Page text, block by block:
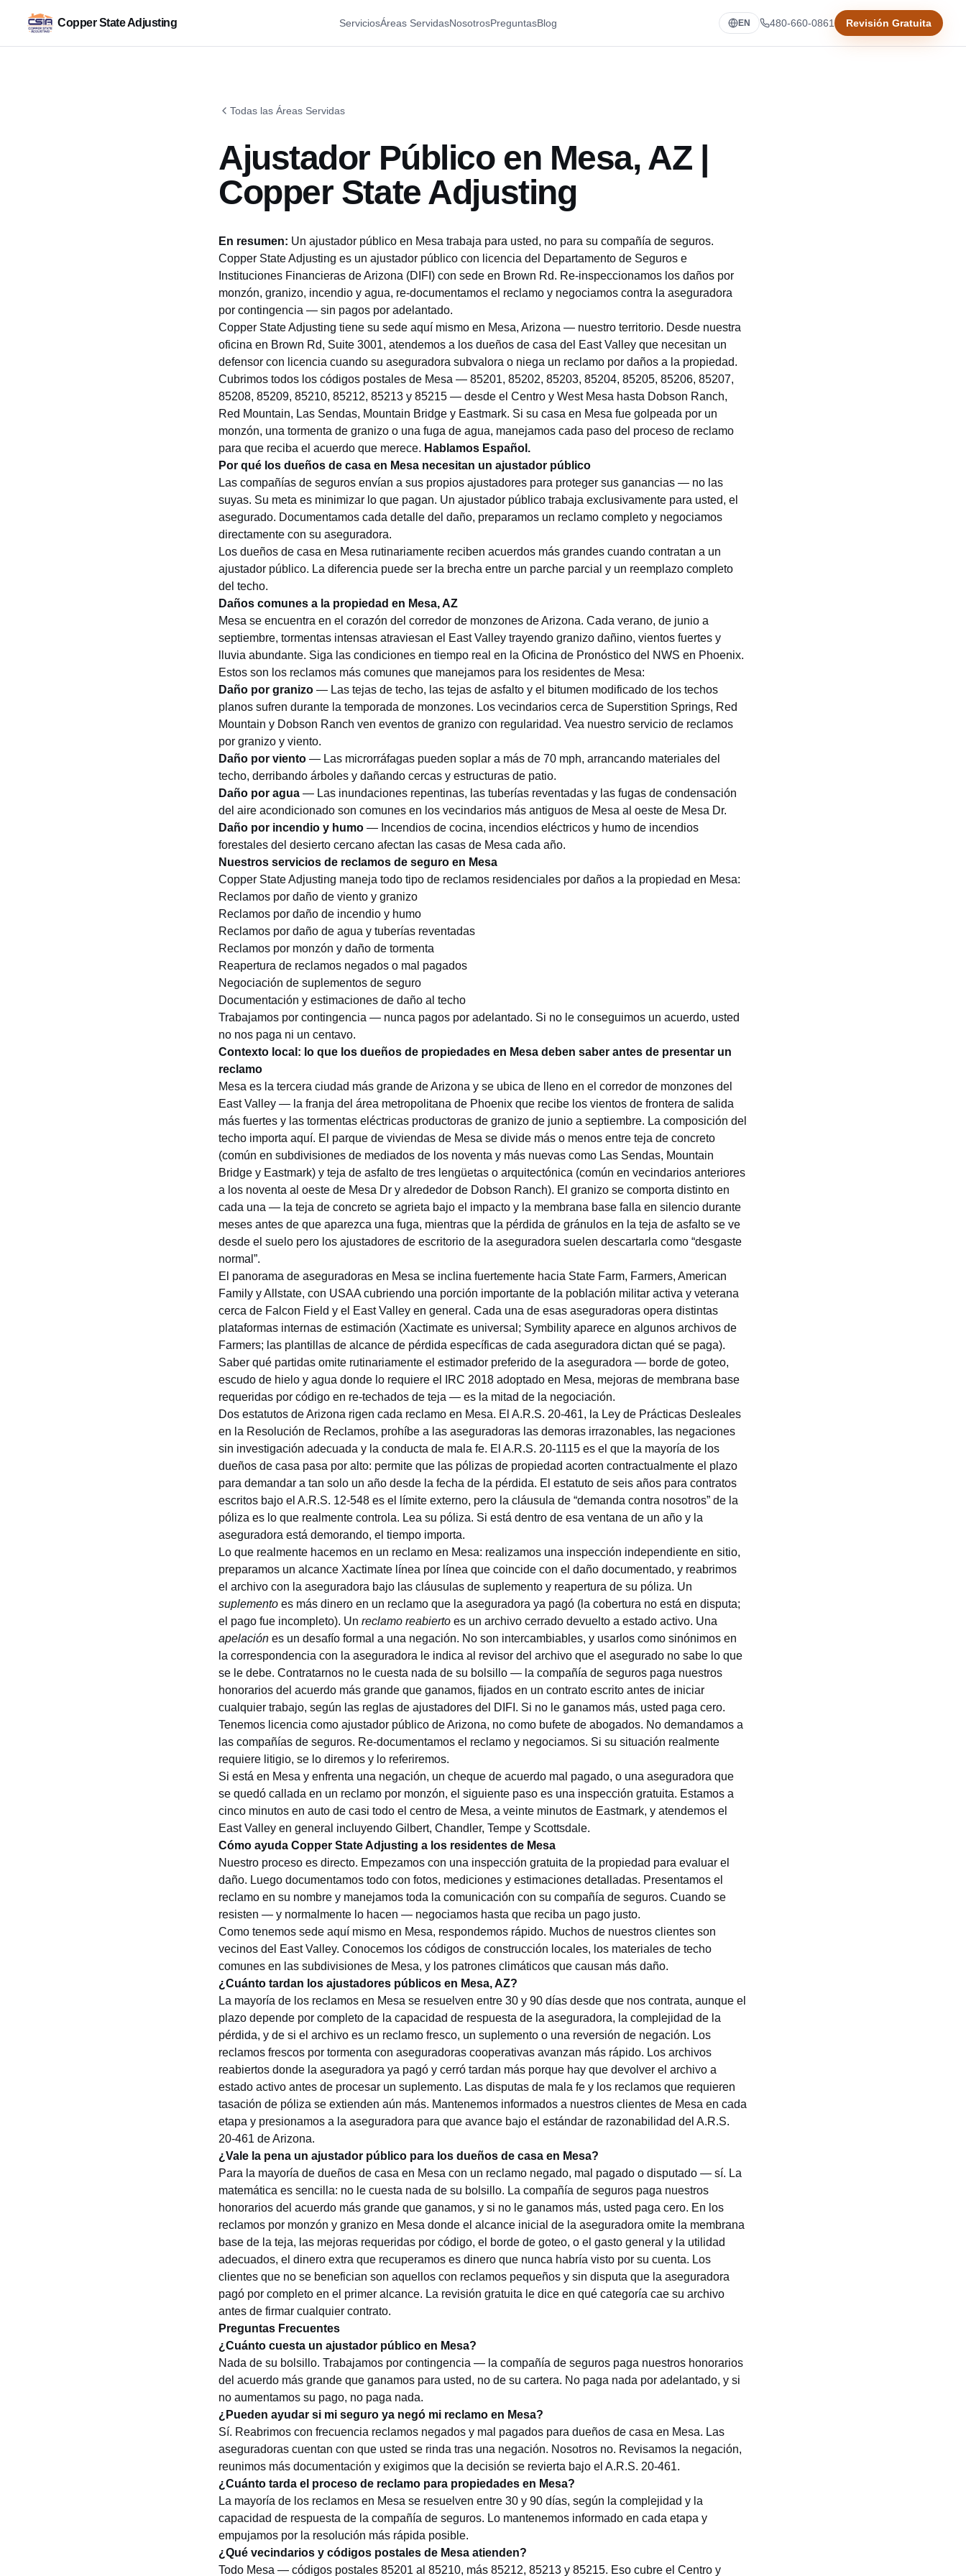
Copper State Adjusting ServiciosÁreas ServidasNosotrosPreguntasBlog EN 480-660-0861 Revisión Gratuita
Todas las Áreas Servidas
Ajustador Público en Mesa, AZ |
Copper State Adjusting
En resumen: Un ajustador público en Mesa trabaja para usted, no para su compañía de seguros.
Copper State Adjusting es un ajustador público con licencia del Departamento de Seguros e
Instituciones Financieras de Arizona (DIFI) con sede en Brown Rd. Re-inspeccionamos los daños por
monzón, granizo, incendio y agua, re-documentamos el reclamo y negociamos contra la aseguradora
por contingencia — sin pagos por adelantado.
Copper State Adjusting tiene su sede aquí mismo en Mesa, Arizona — nuestro territorio. Desde nuestra
oficina en Brown Rd, Suite 3001, atendemos a los dueños de casa del East Valley que necesitan un
defensor con licencia cuando su aseguradora subvalora o niega un reclamo por daños a la propiedad.
Cubrimos todos los códigos postales de Mesa — 85201, 85202, 85203, 85204, 85205, 85206, 85207,
85208, 85209, 85210, 85212, 85213 y 85215 — desde el Centro y West Mesa hasta Dobson Ranch,
Red Mountain, Las Sendas, Mountain Bridge y Eastmark. Si su casa en Mesa fue golpeada por un
monzón, una tormenta de granizo o una fuga de agua, manejamos cada paso del proceso de reclamo
para que reciba el acuerdo que merece. Hablamos Español.
Por qué los dueños de casa en Mesa necesitan un ajustador público
Las compañías de seguros envían a sus propios ajustadores para proteger sus ganancias — no las
suyas. Su meta es minimizar lo que pagan. Un ajustador público trabaja exclusivamente para usted, el
asegurado. Documentamos cada detalle del daño, preparamos un reclamo completo y negociamos
directamente con su aseguradora.
Los dueños de casa en Mesa rutinariamente reciben acuerdos más grandes cuando contratan a un
ajustador público. La diferencia puede ser la brecha entre un parche parcial y un reemplazo completo
del techo.
Daños comunes a la propiedad en Mesa, AZ
Mesa se encuentra en el corazón del corredor de monzones de Arizona. Cada verano, de junio a
septiembre, tormentas intensas atraviesan el East Valley trayendo granizo dañino, vientos fuertes y
lluvia abundante. Siga las condiciones en tiempo real en la Oficina de Pronóstico del NWS en Phoenix.
Estos son los reclamos más comunes que manejamos para los residentes de Mesa:
Daño por granizo — Las tejas de techo, las tejas de asfalto y el bitumen modificado de los techos
planos sufren durante la temporada de monzones. Los vecindarios cerca de Superstition Springs, Red
Mountain y Dobson Ranch ven eventos de granizo con regularidad. Vea nuestro servicio de reclamos
por granizo y viento.
Daño por viento — Las microrráfagas pueden soplar a más de 70 mph, arrancando materiales del
techo, derribando árboles y dañando cercas y estructuras de patio.
Daño por agua — Las inundaciones repentinas, las tuberías reventadas y las fugas de condensación
del aire acondicionado son comunes en los vecindarios más antiguos de Mesa al oeste de Mesa Dr.
Daño por incendio y humo — Incendios de cocina, incendios eléctricos y humo de incendios
forestales del desierto cercano afectan las casas de Mesa cada año.
Nuestros servicios de reclamos de seguro en Mesa
Copper State Adjusting maneja todo tipo de reclamos residenciales por daños a la propiedad en Mesa:
Reclamos por daño de viento y granizo
Reclamos por daño de incendio y humo
Reclamos por daño de agua y tuberías reventadas
Reclamos por monzón y daño de tormenta
Reapertura de reclamos negados o mal pagados
Negociación de suplementos de seguro
Documentación y estimaciones de daño al techo
Trabajamos por contingencia — nunca pagos por adelantado. Si no le conseguimos un acuerdo, usted
no nos paga ni un centavo.
Contexto local: lo que los dueños de propiedades en Mesa deben saber antes de presentar un
reclamo
Mesa es la tercera ciudad más grande de Arizona y se ubica de lleno en el corredor de monzones del
East Valley — la franja del área metropolitana de Phoenix que recibe los vientos de frontera de salida
más fuertes y las tormentas eléctricas productoras de granizo de junio a septiembre. La composición del
techo importa aquí. El parque de viviendas de Mesa se divide más o menos entre teja de concreto
(común en subdivisiones de mediados de los noventa y más nuevas como Las Sendas, Mountain
Bridge y Eastmark) y teja de asfalto de tres lengüetas o arquitectónica (común en vecindarios anteriores
a los noventa al oeste de Mesa Dr y alrededor de Dobson Ranch). El granizo se comporta distinto en
cada una — la teja de concreto se agrieta bajo el impacto y la membrana base falla en silencio durante
meses antes de que aparezca una fuga, mientras que la pérdida de gránulos en la teja de asfalto se ve
desde el suelo pero los ajustadores de escritorio de la aseguradora suelen descartarla como “desgaste
normal”.
El panorama de aseguradoras en Mesa se inclina fuertemente hacia State Farm, Farmers, American
Family y Allstate, con USAA cubriendo una porción importante de la población militar activa y veterana
cerca de Falcon Field y el East Valley en general. Cada una de esas aseguradoras opera distintas
plataformas internas de estimación (Xactimate es universal; Symbility aparece en algunos archivos de
Farmers; las plantillas de alcance de pérdida específicas de cada aseguradora dictan qué se paga).
Saber qué partidas omite rutinariamente el estimador preferido de la aseguradora — borde de goteo,
escudo de hielo y agua donde lo requiere el IRC 2018 adoptado en Mesa, mejoras de membrana base
requeridas por código en re-techados de teja — es la mitad de la negociación.
Dos estatutos de Arizona rigen cada reclamo en Mesa. El A.R.S. 20-461, la Ley de Prácticas Desleales
en la Resolución de Reclamos, prohíbe a las aseguradoras las demoras irrazonables, las negaciones
sin investigación adecuada y la conducta de mala fe. El A.R.S. 20-1115 es el que la mayoría de los
dueños de casa pasa por alto: permite que las pólizas de propiedad acorten contractualmente el plazo
para demandar a tan solo un año desde la fecha de la pérdida. El estatuto de seis años para contratos
escritos bajo el A.R.S. 12-548 es el límite externo, pero la cláusula de “demanda contra nosotros” de la
póliza es lo que realmente controla. Lea su póliza. Si está dentro de esa ventana de un año y la
aseguradora está demorando, el tiempo importa.
Lo que realmente hacemos en un reclamo en Mesa: realizamos una inspección independiente en sitio,
preparamos un alcance Xactimate línea por línea que coincide con el daño documentado, y reabrimos
el archivo con la aseguradora bajo las cláusulas de suplemento y reapertura de su póliza. Un
suplemento es más dinero en un reclamo que la aseguradora ya pagó (la cobertura no está en disputa;
el pago fue incompleto). Un reclamo reabierto es un archivo cerrado devuelto a estado activo. Una
apelación es un desafío formal a una negación. No son intercambiables, y usarlos como sinónimos en
la correspondencia con la aseguradora le indica al revisor del archivo que el asegurado no sabe lo que
se le debe. Contratarnos no le cuesta nada de su bolsillo — la compañía de seguros paga nuestros
honorarios del acuerdo más grande que ganamos, fijados en un contrato escrito antes de iniciar
cualquier trabajo, según las reglas de ajustadores del DIFI . Si no le ganamos más, usted paga cero.
Tenemos licencia como ajustador público de Arizona, no como bufete de abogados. No demandamos a
las compañías de seguros. Re-documentamos el reclamo y negociamos. Si su situación realmente
requiere litigio, se lo diremos y lo referiremos.
Si está en Mesa y enfrenta una negación, un cheque de acuerdo mal pagado, o una aseguradora que
se quedó callada en un reclamo por monzón, el siguiente paso es una inspección gratuita. Estamos a
cinco minutos en auto de casi todo el centro de Mesa, a veinte minutos de Eastmark, y atendemos el
East Valley en general incluyendo Gilbert, Chandler, Tempe y Scottsdale.
Cómo ayuda Copper State Adjusting a los residentes de Mesa
Nuestro proceso es directo. Empezamos con una inspección gratuita de la propiedad para evaluar el
daño. Luego documentamos todo con fotos, mediciones y estimaciones detalladas. Presentamos el
reclamo en su nombre y manejamos toda la comunicación con su compañía de seguros. Cuando se
resisten — y normalmente lo hacen — negociamos hasta que reciba un pago justo.
Como tenemos sede aquí mismo en Mesa, respondemos rápido. Muchos de nuestros clientes son
vecinos del East Valley. Conocemos los códigos de construcción locales, los materiales de techo
comunes en las subdivisiones de Mesa, y los patrones climáticos que causan más daño.
¿Cuánto tardan los ajustadores públicos en Mesa, AZ?
La mayoría de los reclamos en Mesa se resuelven entre 30 y 90 días desde que nos contrata, aunque el
plazo depende por completo de la capacidad de respuesta de la aseguradora, la complejidad de la
pérdida, y de si el archivo es un reclamo fresco, un suplemento o una reversión de negación. Los
reclamos frescos por tormenta con aseguradoras cooperativas avanzan más rápido. Los archivos
reabiertos donde la aseguradora ya pagó y cerró tardan más porque hay que devolver el archivo a
estado activo antes de procesar un suplemento. Las disputas de mala fe y los reclamos que requieren
tasación de póliza se extienden aún más. Mantenemos informados a nuestros clientes de Mesa en cada
etapa y presionamos a la aseguradora para que avance bajo el estándar de razonabilidad del A.R.S.
20-461 de Arizona.
¿Vale la pena un ajustador público para los dueños de casa en Mesa?
Para la mayoría de dueños de casa en Mesa con un reclamo negado, mal pagado o disputado — sí. La
matemática es sencilla: no le cuesta nada de su bolsillo. La compañía de seguros paga nuestros
honorarios del acuerdo más grande que ganamos, y si no le ganamos más, usted paga cero. En los
reclamos por monzón y granizo en Mesa donde el alcance inicial de la aseguradora omite la membrana
base de la teja, las mejoras requeridas por código, el borde de goteo, o el gasto general y la utilidad
adecuados, el dinero extra que recuperamos es dinero que nunca habría visto por su cuenta. Los
clientes que no se benefician son aquellos con reclamos pequeños y sin disputa que la aseguradora
pagó por completo en el primer alcance. La revisión gratuita le dice en qué categoría cae su archivo
antes de firmar cualquier contrato.
Preguntas Frecuentes
¿Cuánto cuesta un ajustador público en Mesa?
Nada de su bolsillo. Trabajamos por contingencia — la compañía de seguros paga nuestros honorarios
del acuerdo más grande que ganamos para usted, no de su cartera. No paga nada por adelantado, y si
no aumentamos su pago, no paga nada.
¿Pueden ayudar si mi seguro ya negó mi reclamo en Mesa?
Sí. Reabrimos con frecuencia reclamos negados y mal pagados para dueños de casa en Mesa. Las
aseguradoras cuentan con que usted se rinda tras una negación. Nosotros no. Revisamos la negación,
reunimos más documentación y exigimos que la decisión se revierta bajo el A.R.S. 20-461.
¿Cuánto tarda el proceso de reclamo para propiedades en Mesa?
La mayoría de los reclamos en Mesa se resuelven entre 30 y 90 días, según la complejidad y la
capacidad de respuesta de la compañía de seguros. Lo mantenemos informado en cada etapa y
empujamos por la resolución más rápida posible.
¿Qué vecindarios y códigos postales de Mesa atienden?
Todo Mesa — códigos postales 85201 al 85210, más 85212, 85213 y 85215. Eso cubre el Centro y